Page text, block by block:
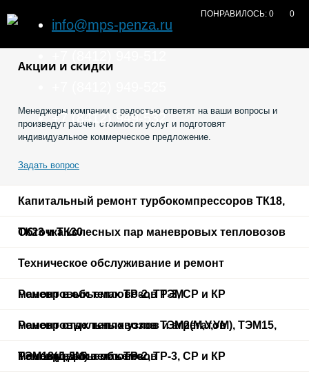
info@mps-penza.ru
+7 (8412) 949-532
ПОНРАВИЛОСЬ: 0 0
Акции и скидки
Менеджеры компании с радостью ответят на ваши вопросы и
произведут расчет стоимости услуг и подготовят
индивидуальное коммерческое предложение.
Задать вопрос
Капитальный ремонт турбокомпрессоров ТК18,
ТК23 и ТК30
Обточка колесных пар маневровых тепловозов
Техническое обслуживание и ремонт
маневровых тепловозов ТЭМ
Ремонт в объемах ТР-2, ТР-3, СР и КР
маневровых тепловозов ТЭМ2(М,У,УМ), ТЭМ15,
ТЭМ18(Д,ДМ) в объеме
Ремонт отдельных узлов и агрегатов
маневровых тепловозов
Ремонт в объемах ТР-2, ТР-3, СР и КР